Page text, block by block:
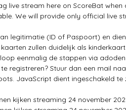
live stream here on ScoreBat
We will provide only official live
legitimatie (ID of Paspoort) en
zullen duidelijk als
eenmalig de stappen via
registreren? Stuur dan een mail
JavaScript dient ingeschakeld
kijken streaming 24 november